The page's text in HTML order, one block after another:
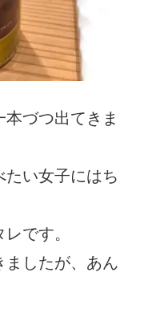
づつ出てきま
たい女子にはち
です。
ましたが、あん